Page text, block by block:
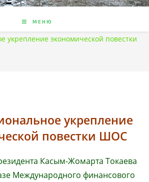
МЕНЮ
укрепление экономической повестки
укрепление
повестки ШОС
Касым-Жомарта Токаева
Международного финансового